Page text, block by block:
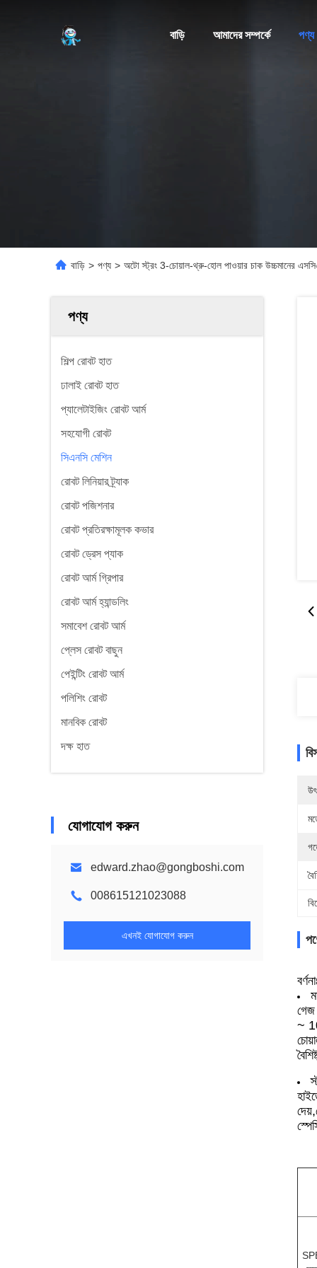
বাড়ি আমাদের সম্পর্কে পণ্য
বাড়ি > পণ্য > অটো স্ট্রং 3-চোয়াল-থ্রু-হোল পাওয়ার চাক উচ্চমানের
পণ্য
শিল্প রোবট হাত
ঢালাই রোবট হাত
প্যালেটাইজিং রোবট আর্ম
সহযোগী রোবট
সিএনসি মেশিন
রোবট লিনিয়ার ট্র্যাক
রোবট পজিশনার
রোবট প্রতিরক্ষামূলক কভার
রোবট ড্রেস প্যাক
রোবট আর্ম গ্রিপার
রোবট আর্ম হ্যান্ডলিং
সমাবেশ রোবট আর্ম
প্লেস রোবট বাছুন
পেইন্টিং রোবট আর্ম
পলিশিং রোবট
মানবিক রোবট
দক্ষ হাত
যোগাযোগ করুন
edward.zhao@gongboshi.com
008615121023088
এখনই যোগাযোগ করুন
গেজ
~